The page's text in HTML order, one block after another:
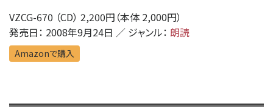
VZCG-670 （CD） 2,200円（本体 2,000円）
発売日： 2008年9月24日 ／ ジャンル： 朗読
Amazonで購入